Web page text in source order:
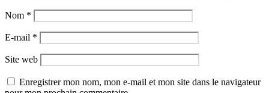
Nom *
E-mail *
Site web
Enregistrer mon nom, mon e-mail et mon site dans le navigateur